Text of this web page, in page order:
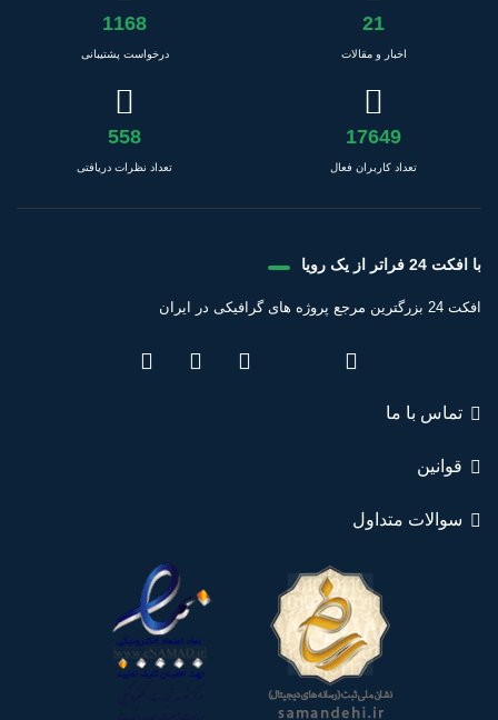
21
اخبار و مقالات
1168
درخواست پشتیبانی
17649
تعداد کاربران فعال
558
تعداد نظرات دریافتی
با افکت 24 فراتر از یک رویا
افکت 24 بزرگترین مرجع پروژه های گرافیکی در ایران
تماس با ما
قوانین
سوالات متداول